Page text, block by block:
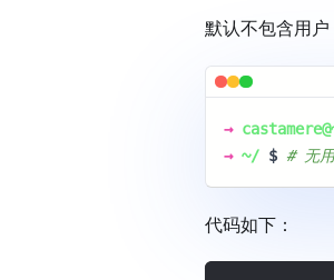
默认不包含用
→
→ ~/ $ # 无
代码如下：